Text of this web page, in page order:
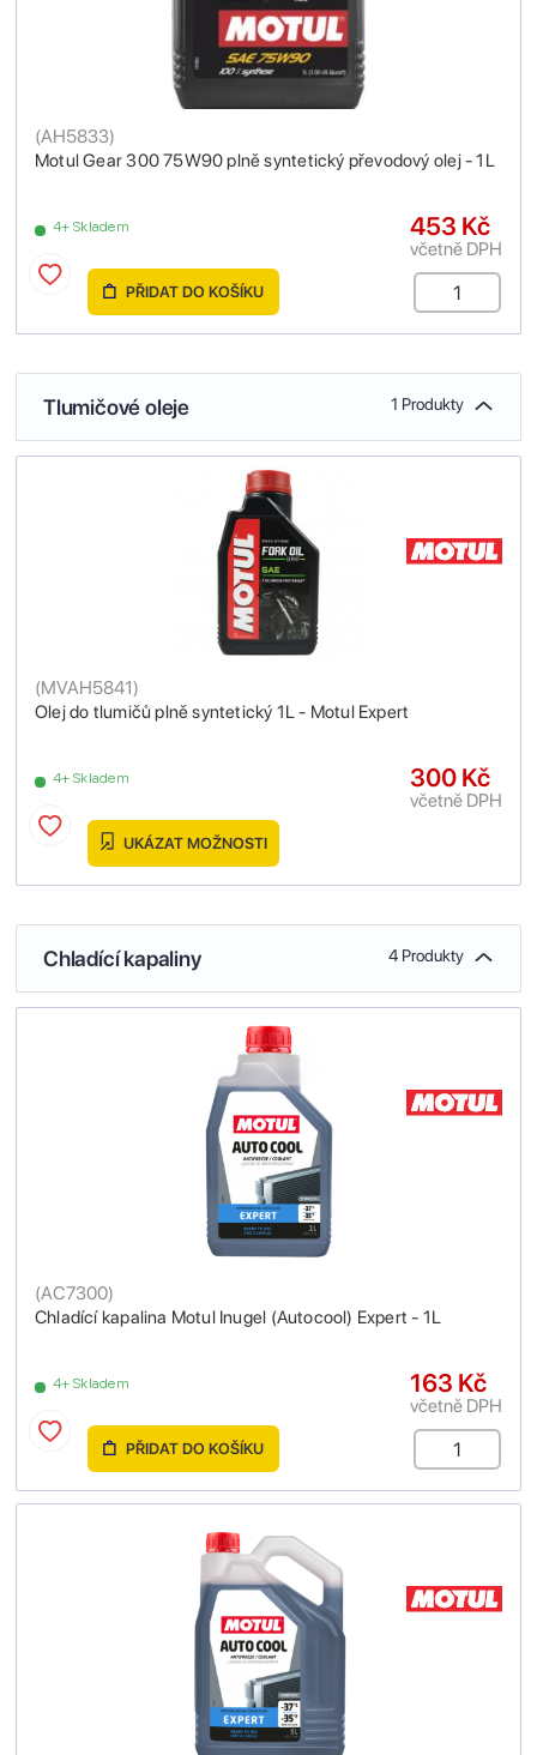
Motul Gear 300 75W90 plně syntetický převodový olej - 1L
(AH5833)
4+ Skladem 453 Kč
včetně DPH
PŘIDAT DO KOŠÍKU
Tlumičové oleje 1 Produkty
Olej do tlumičů plně syntetický 1L - Motul Expert
(MVAH5841)
4+ Skladem 300 Kč
včetně DPH
UKÁZAT MOŽNOSTI
Chladící kapaliny 4 Produkty
Chladící kapalina Motul Inugel (Autocool) Expert - 1L
(AC7300)
4+ Skladem 163 Kč
včetně DPH
PŘIDAT DO KOŠÍKU